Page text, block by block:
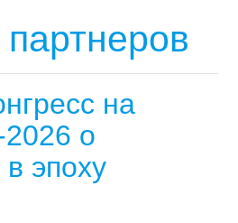
на
о
в эпоху